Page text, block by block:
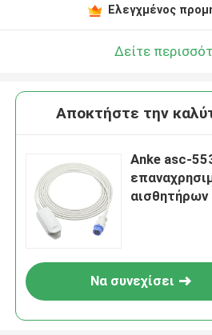
Ελεγχμένος
Δείτε
Αποκτήστε την
Anke asc-
αισθητήρων
Να συνεχίσει